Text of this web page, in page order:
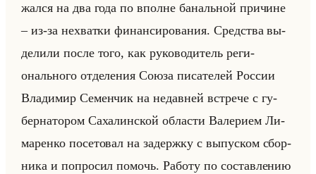
жал­ся на два года по вполне ба­нальной при­чине
– из-за нехват­ки фи­нан­си­ро­ва­ния. Сред­ства вы­
де­ли­ли после того, как ру­ко­во­ди­тель ре­ги­
онально­го от­де­ле­ния Союза пи­са­те­лей Рос­сии
Вла­ди­мир Се­мен­чик на недав­ней встре­че с гу­
бер­на­то­ром Са­ха­лин­ской об­ла­сти Ва­ле­ри­ем Ли­
ма­рен­ко по­се­то­вал на за­держ­ку с вы­пус­ком сбор­
ни­ка и по­про­сил по­мочь. Ра­бо­ту по со­став­ле­нию